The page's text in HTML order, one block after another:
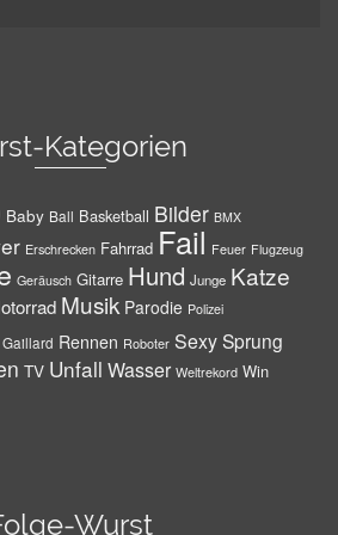
Kategorien
Baby Ball Basketball Bilder BMX
Erschrecken Fahrrad Fail Feuer Flugzeug
Geräusch Gitarre Hund Junge Katze
Musik Parodie Polizei
Gaillard Rennen Roboter SexySprung
TV Unfall Wasser Weltrekord Win
Wurst